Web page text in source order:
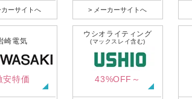
ーサイトへ > メーカーサイトへ
崎電気
安特価
ウシオライティング
(マックスレイ含む)
43%OFF～